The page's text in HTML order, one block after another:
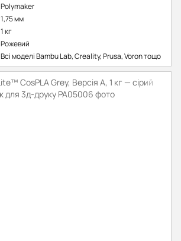
Polymaker
1,75 мм
1 кг
Рожевий
Всі моделі Bambu Lab, Creality, Prusa, Voron тощо